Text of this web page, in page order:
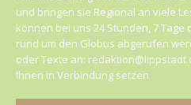
und bringen sie Regional an viele
können bei uns 24 Stunden, 7 Tage
rund um den Globus abgerufen
oder Texte an:
Ihnen in Verbindung setzen